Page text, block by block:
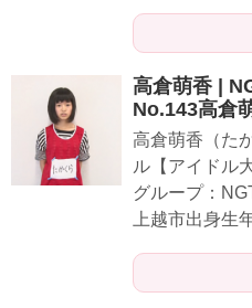
高倉萌香 |
No.143高倉
高倉萌香（た
ル【アイドル
グループ：
上越市出身生